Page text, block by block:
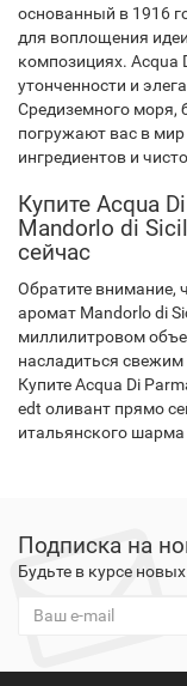
основанный в 1916
для воплощения
композициях. Acqua
утонченности и
Средиземного моря,
погружают вас в
ингредиентов и
Купите Acqua
Mandorlo di
сейчас
Обратите внимание,
аромат Mandorlo di
миллилитровом
насладиться
Купите Acqua Di
edt оливант прямо
итальянского
Подписка на
Будьте в курсе